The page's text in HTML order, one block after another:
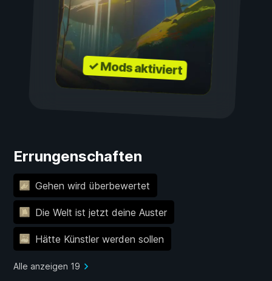
✓ Mods aktiviert
Errungenschaften
Gehen wird überbewertet
Die Welt ist jetzt deine Auster
Hätte Künstler werden sollen
Alle anzeigen 19